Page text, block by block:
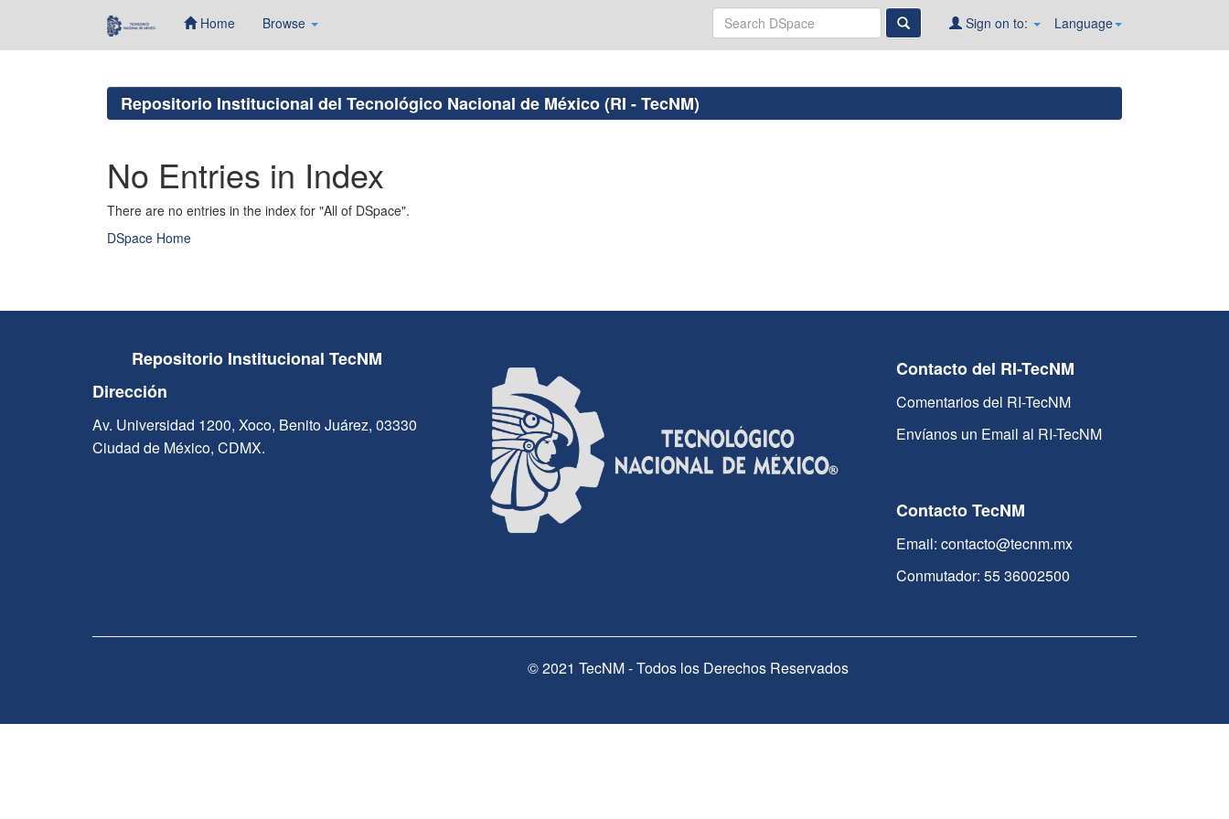
Home Browse Language
Sign on to:
Repositorio Institucional del Tecnológico Nacional de México (RI - TecNM)
No Entries in Index
There are no entries in the index for "All of DSpace".
DSpace Home
Repositorio Institucional TecNM
Dirección
Av. Universidad 1200, Xoco, Benito Juárez, 03330
Ciudad de México, CDMX.
Contacto del RI-TecNM
Comentarios del RI-TecNM
Envíanos un Email al RI-TecNM
Contacto TecNM
Email: contacto@tecnm.mx
Conmutador: 55 36002500
© 2021 TecNM - Todos los Derechos Reservados